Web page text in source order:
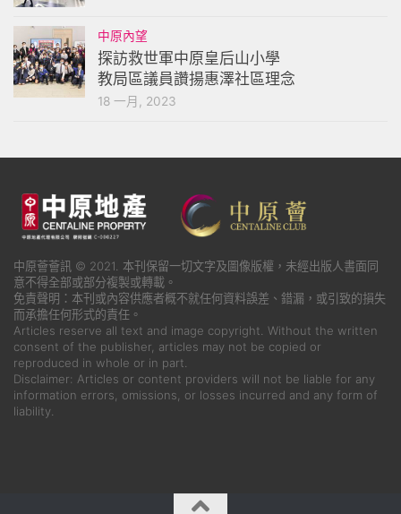
中原內望
探訪救世軍中原皇后山小學
教局區議員讚揚惠澤社區理念
18 一月, 2023
中原薈薈訊 © 2021. 本刊保留一切文字及圖像版權，未經出版人書面同
意不得全部或部分複製或轉載。
免責聲明：本刊或內容供應者概不就任何資料誤差、錯漏，或引致的損失
而承擔任何形式的責任。
Articles reserve all text and image copyright. Without the written
consent of the publisher, articles may not be copied or
reproduced in whole or in part.
Disclaimer: Articles or content providers will not be liable for any
information errors, omissions, or losses incurred and any form of
liability.